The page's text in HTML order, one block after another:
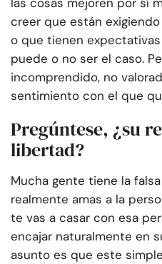
creer que están
o que tienen
puede o no ser el caso.
incomprendido, no
sentimiento con el que
Pregúntese, ¿su
libertad?
Mucha gente tiene la
realmente amas a la
te vas a casar con esa
encajar naturalmente en
asunto es que este